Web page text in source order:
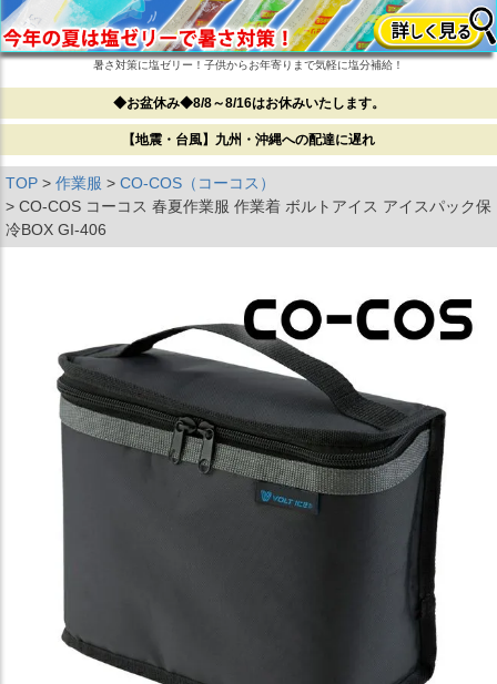
暑さ対策に塩ゼリー！子供からお年寄りまで気軽に塩分補給！
◆お盆休み◆8/8～8/16はお休みいたします。
【地震・台風】九州・沖縄への配達に遅れ
TOP 作業服
CO-COS（コーコス）
CO-COS コーコス 春夏作業服 作業着 ボルトアイス アイスパック保
冷BOX GI-406